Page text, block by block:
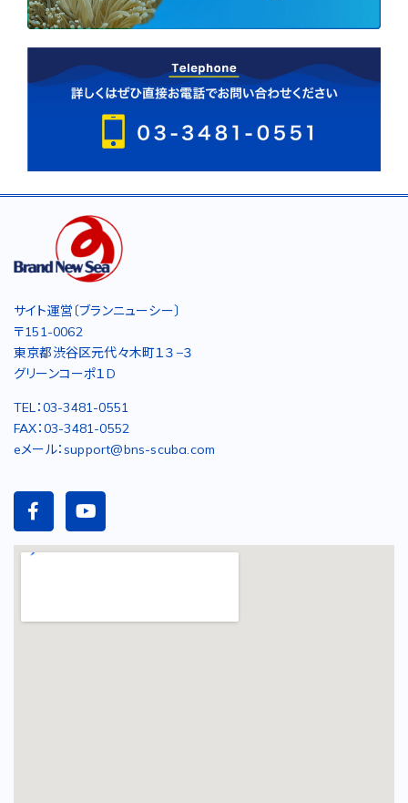
サイト運営〔ブランニューシー〕
〒151-0062
東京都渋谷区元代々木町１３−３
グリーンコーポ１D
TEL：03-3481-0551
FAX：03-3481-0552
eメール：support@bns-scuba.com